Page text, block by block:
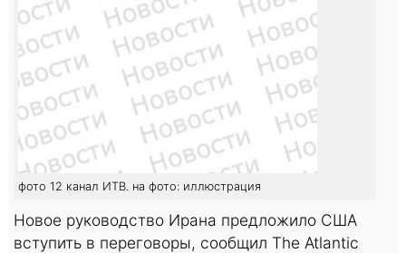
фото 12 канал ИТВ. на фото: иллюстрация
Новое руководство Ирана предложило США
вступить в переговоры, сообщил The Atlantic